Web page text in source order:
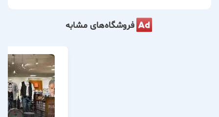
فروشگاه‌های مشابه